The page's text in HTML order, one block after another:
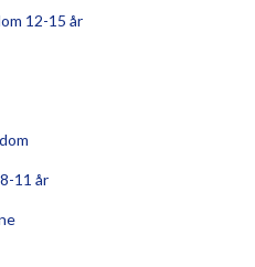
12-15 år
11 år